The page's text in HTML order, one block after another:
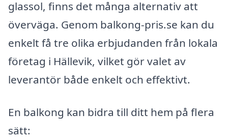
glassol, finns det många alternativ att
överväga. Genom balkong-pris.se kan du
enkelt få tre olika erbjudanden från lokala
företag i Hällevik, vilket gör valet av
leverantör både enkelt och effektivt.
En balkong kan bidra till ditt hem på flera
sätt: